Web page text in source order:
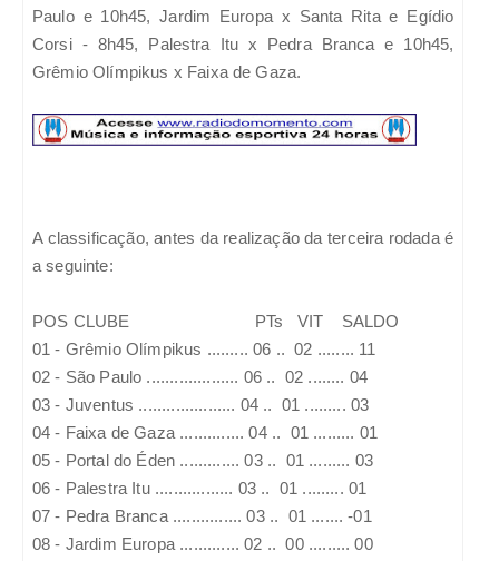
Paulo e 10h45, Jardim Europa x Santa Rita e Egídio
Corsi - 8h45, Palestra Itu x Pedra Branca e 10h45,
Grêmio Olímpikus x Faixa de Gaza.
A classificação, antes da realização da terceira rodada é
a seguinte:
POS CLUBE PTs VIT SALDO
01 - Grêmio Olímpikus ......... 06 .. 02 ........ 11
02 - São Paulo .................... 06 .. 02 ........ 04
03 - Juventus ..................... 04 .. 01 ......... 03
04 - Faixa de Gaza .............. 04 .. 01 ......... 01
05 - Portal do Éden ............. 03 .. 01 ......... 03
06 - Palestra Itu ................. 03 .. 01 ......... 01
07 - Pedra Branca ............... 03 .. 01 ....... -01
08 - Jardim Europa ............. 02 .. 00 ......... 00